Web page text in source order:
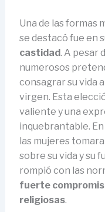
Una de las formas
se destacó fue en
castidad. A pesar
numerosos
consagrar su vida
virgen. Esta
valiente y una
inquebrantable.
las mujeres
sobre su vida y su
rompió con las
fuerte
religiosas.